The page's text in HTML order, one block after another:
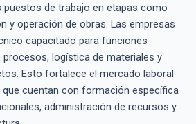
puestos de trabajo en etapas como
y operación de obras. Las empresas
capacitado para funciones
logística de materiales y
Esto fortalece el mercado laboral
cuentan con formación específica
administración de recursos y